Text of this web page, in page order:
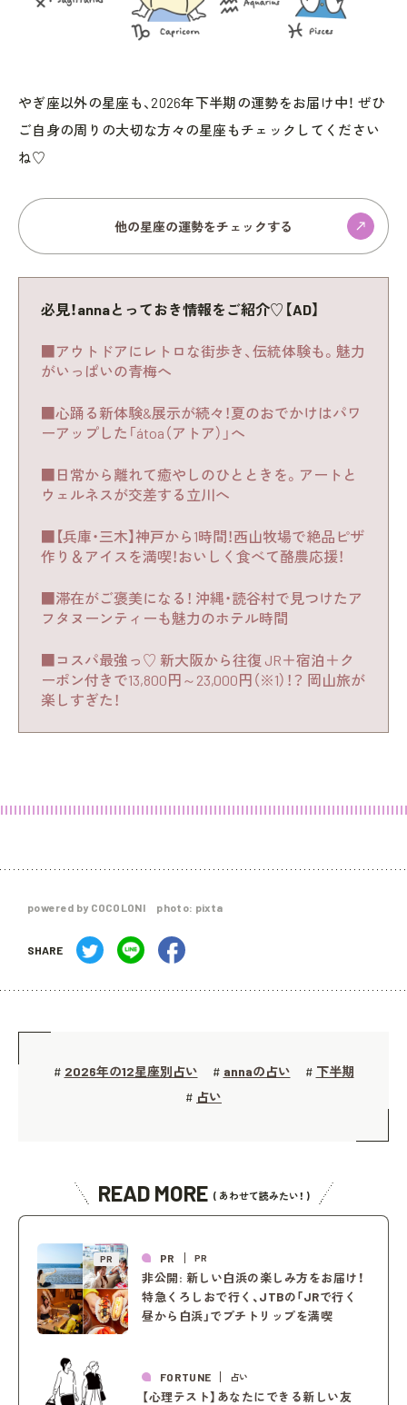
やぎ座以外の星座も、2026年下半期の運勢をお届け中！ ぜひ
ご自身の周りの大切な方々の星座もチェックしてください
ね♡
他の星座の運勢をチェックする
必見！annaとっておき情報をご紹介♡【AD】
■アウトドアにレトロな街歩き、伝統体験も。魅力
がいっぱいの青梅へ
■心踊る新体験&展示が続々！夏のおでかけはパワ
ーアップした「átoa（アトア）」へ
■日常から離れて癒やしのひとときを。アートと
ウェルネスが交差する立川へ
■【兵庫・三木】神戸から1時間！西山牧場で絶品ピザ
作り＆アイスを満喫！おいしく食べて酪農応援！
■滞在がご褒美になる！ 沖縄・読谷村で見つけたア
フタヌーンティーも魅力のホテル時間
■コスパ最強っ♡ 新大阪から往復 JR＋宿泊＋ク
ーポン付きで13,800円～23,000円（※1）！？ 岡山旅が
楽しすぎた！
powered by COCOLONI photo: pixta
SHARE
# 2026年の12星座別占い # annaの占い # 下半期
# 占い
READ MORE ( あわせて読みたい！ )
PR PR PR
非公開: 新しい白浜の楽しみ方をお届け！
特急くろしおで行く、JTBの「JRで行く
昼から白浜」でプチトリップを満喫
FORTUNE 占い
【心理テスト】あなたにできる新しい友